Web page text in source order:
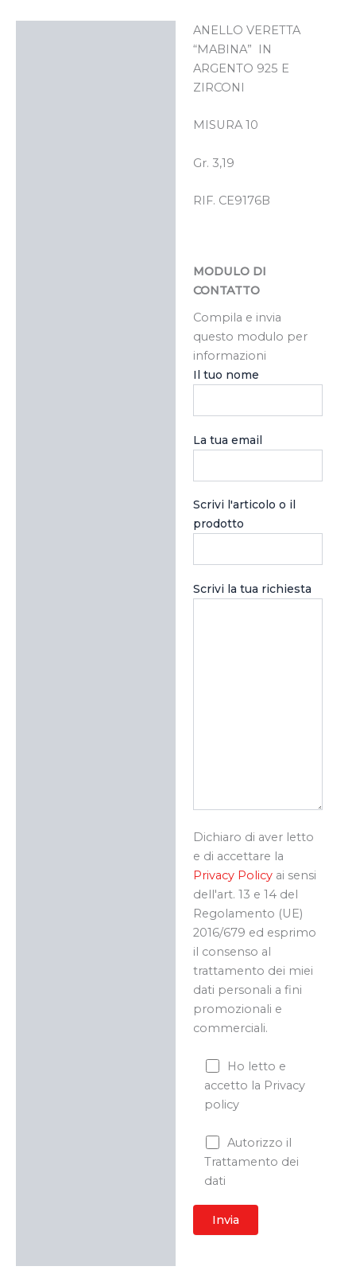
ANELLO VERETTA
“MABINA” IN
ARGENTO 925 E
ZIRCONI
MISURA 10
Gr. 3,19
RIF. CE9176B
MODULO DI
CONTATTO
Compila e invia
questo modulo per
informazioni
Il tuo nome
La tua email
Scrivi l'articolo o il
prodotto
Scrivi la tua richiesta
Dichiaro di aver letto
e di accettare la
Privacy Policyai sensi
dell'art. 13 e 14 del
Regolamento (UE)
2016/679 ed esprimo
il consenso al
trattamento dei miei
dati personali a fini
promozionali e
commerciali.
Ho letto e
accetto la Privacy
policy
Autorizzo il
Trattamento dei
dati